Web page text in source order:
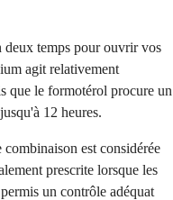
deux temps pour ouvrir vos
agit relativement
que le formotérol procure un
12 heures.
est considérée
prescrite lorsque les
un contrôle adéquat